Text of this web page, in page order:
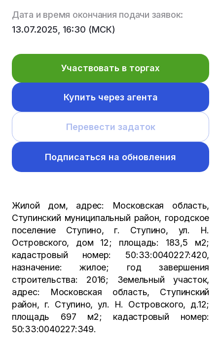
Дата и время окончания подачи заявок:
13.07.2025, 16:30 (МСК)
Участвовать в торгах
Купить через агента
Перевести задаток
Подписаться на обновления
Жилой дом, адрес: Московская область,
Ступинский муниципальный район, городское
поселение Ступино, г. Ступино, ул. Н.
Островского, дом 12; площадь: 183,5 м2;
кадастровый номер: 50:33:0040227:420,
назначение: жилое; год завершения
строительства: 2016; Земельный участок,
адрес: Московская область, Ступинский
район, г. Ступино, ул. Н. Островского, д.12;
площадь 697 м2; кадастровый номер:
50:33:0040227:349.